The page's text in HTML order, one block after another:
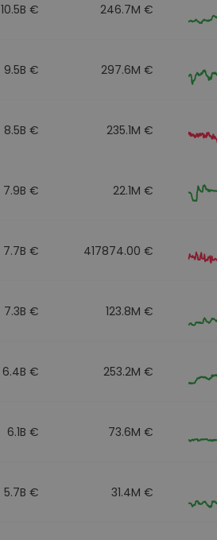
10.5B € 246.7M €
9.5B € 297.6M €
8.5B € 235.1M €
7.9B € 22.1M €
7.7B € 417874.00 €
7.3B € 123.8M €
6.4B € 253.2M €
6.1B € 73.6M €
5.7B € 31.4M €